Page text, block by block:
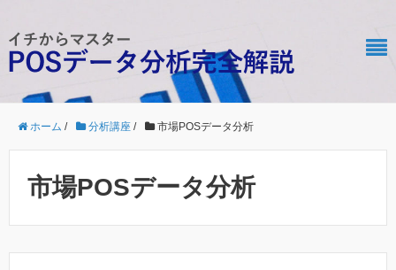
ホーム / 分析講座 / 市場POSデータ分析
市場POSデータ分析